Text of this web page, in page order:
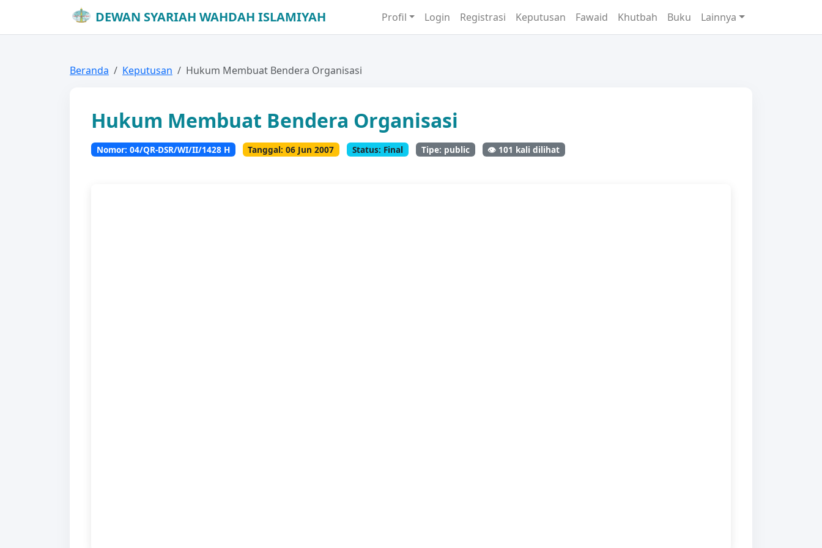
DEWAN SYARIAH WAHDAH ISLAMIYAH Profil Login Registrasi Keputusan Fawaid Khutbah Buku Lainnya
Beranda Keputusan Hukum Membuat Bendera Organisasi
Hukum Membuat Bendera Organisasi
Nomor: 04/QR-DSR/WI/II/1428 H Tanggal: 06 Jun 2007 Status: Final Tipe: public 👁️ 101 kali dilihat